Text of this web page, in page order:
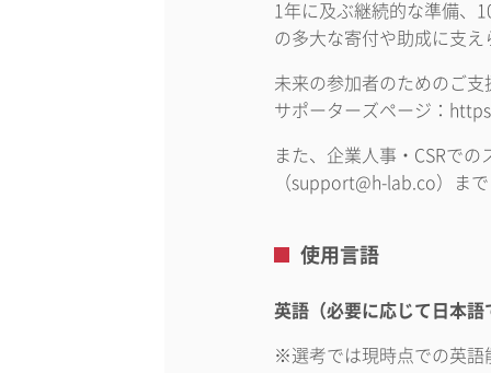
1年に及ぶ継続的な準備、
の多大な寄付や助成に支
未来の参加者のためのご
サポーターズページ：
また、企業人事・CSRで
（support@h-lab.co）ま
使用言語
英語（必要に応じて日本語
※選考では現時点での英語